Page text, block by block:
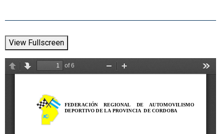
View Fullscreen